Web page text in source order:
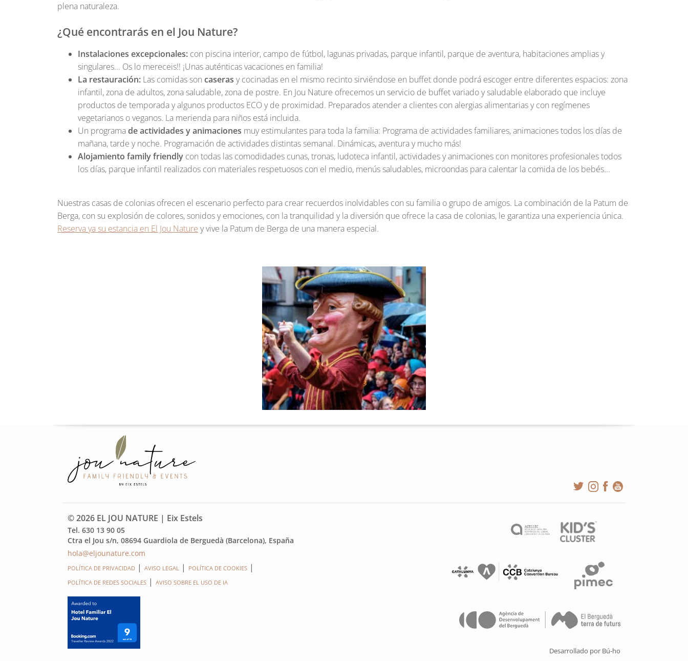
plena naturaleza.
¿Qué encontrarás en el Jou Nature?
Instalaciones excepcionales: con piscina interior, campo de fútbol, lagunas privadas, parque infantil, parque de aventura, habitaciones amplias y
singulares... Os lo mereceis!! ¡Unas auténticas vacaciones en familia!
La restauración: Las comidas son caseras y cocinadas en el mismo recinto sirviéndose en buffet donde podrá escoger entre diferentes espacios: zona
infantil, zona de adultos, zona saludable, zona de postre. En Jou Nature ofrecemos un servicio de buffet variado y saludable elaborado que incluye
productos de temporada y algunos productos ECO y de proximidad. Preparados atender a clientes con alergias alimentarias y con regímenes
vegetarianos o veganos. La merienda para niños está incluida.
Un programade actividades y animaciones muy estimulantes para toda la familia: Programa de actividades familiares, animaciones todos los días de
mañana, tarde y noche. Programación de actividades distintas semanal. Dinámicas, aventura y mucho más!
Alojamiento family friendly con todas las comodidades cunas, tronas, ludoteca infantil, actividades y animaciones con monitores profesionales todos
los días, parque infantil realizados con materiales respetuosos con el medio, menús saludables, microondas para calentar la comida de los bebés...
Nuestras casas de colonias ofrecen el escenario perfecto para crear recuerdos inolvidables con su familia o grupo de amigos. La combinación de la Patum de
Berga, con su explosión de colores, sonidos y emociones, con la tranquilidad y la diversión que ofrece la casa de colonias, le garantiza una experiencia única.
Reserva ya su estancia en El Jou Nature y vive la Patum de Berga de una manera especial.
© 2026 EL JOU NATURE | Eix Estels
Tel. 630 13 90 05
Ctra el Jou s/n, 08694 Guardiola de Berguedà (Barcelona), España
hola@eljounature.com
POLÍTICA DE PRIVACIDAD AVISO LEGAL
POLÍTICA DE COOKIES
POLÍTICA DE REDES SOCIALES
AVISO SOBRE EL USO DE IA
Desarrollado por Bú-ho